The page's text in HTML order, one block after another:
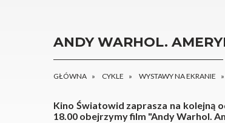
ANDY WARHOL.
GŁÓWNA CYKLE WYSTAWY NA EKRANIE
Kino Światowid zaprasza na kolejną
18.00 obejrzymy film "Andy Warhol.